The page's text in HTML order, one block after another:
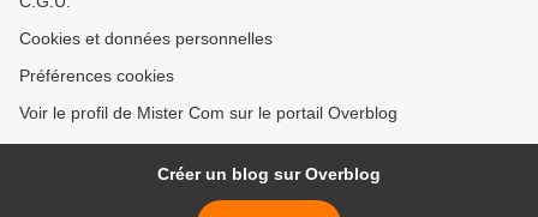
Cookies et données personnelles
Préférences cookies
Voir le profil de Mister Com sur le portail Overblog
Créer un blog sur Overblog